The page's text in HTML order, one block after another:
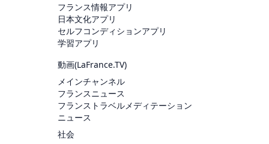
フランス情報アプリ
日本文化アプリ
セルフコンディションアプリ
学習アプリ
動画(LaFrance.TV)
メインチャンネル
フランスニュース
フランストラベルメディテーション
ニュース
社会